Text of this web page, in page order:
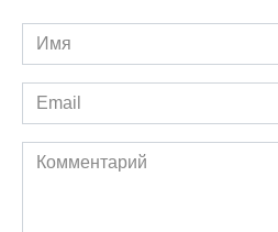
Имя
*
Email
*
Комментарий